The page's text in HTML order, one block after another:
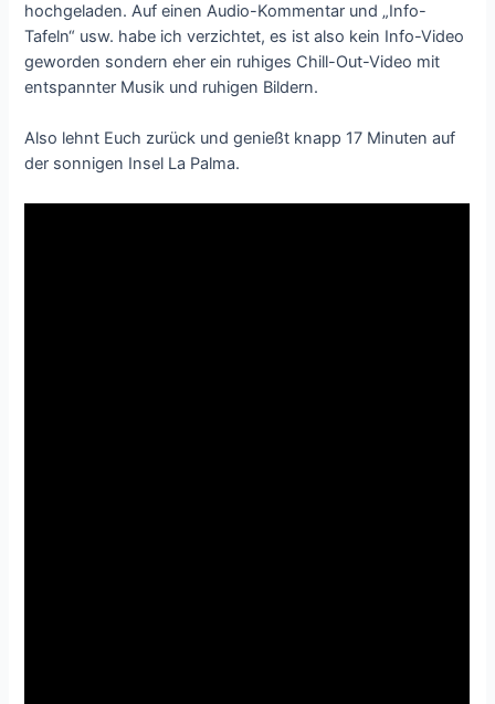
hochgeladen. Auf einen Audio-Kommentar und „Info-
Tafeln“ usw. habe ich verzichtet, es ist also kein Info-Video
geworden sondern eher ein ruhiges Chill-Out-Video mit
entspannter Musik und ruhigen Bildern.
Also lehnt Euch zurück und genießt knapp 17 Minuten auf
der sonnigen Insel La Palma.